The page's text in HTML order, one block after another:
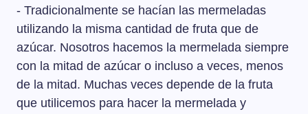
ningún tarro pierde, lo que significaría que la tapa está
en mal estado o que no se ha hecho el vacío
correctamente. Si el proceso de envasado al vacío está
bien hecho, la mermelada aguantará perfecta en la
- Tradicionalmente se hacían las mermeladas
utilizando la misma cantidad de fruta que de
azúcar. Nosotros hacemos la mermelada siempre
con la mitad de azúcar o incluso a veces, menos
de la mitad. Muchas veces depende de la fruta
que utilicemos para hacer la mermelada y